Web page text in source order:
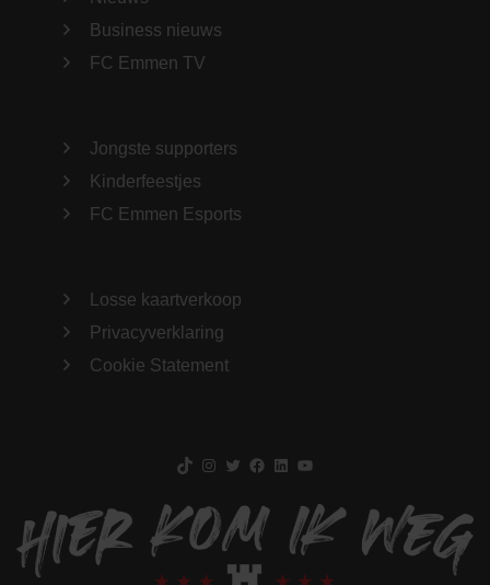
Business nieuws
FC Emmen TV
Jongste supporters
Kinderfeestjes
FC Emmen Esports
Losse kaartverkoop
Privacyverklaring
Cookie Statement